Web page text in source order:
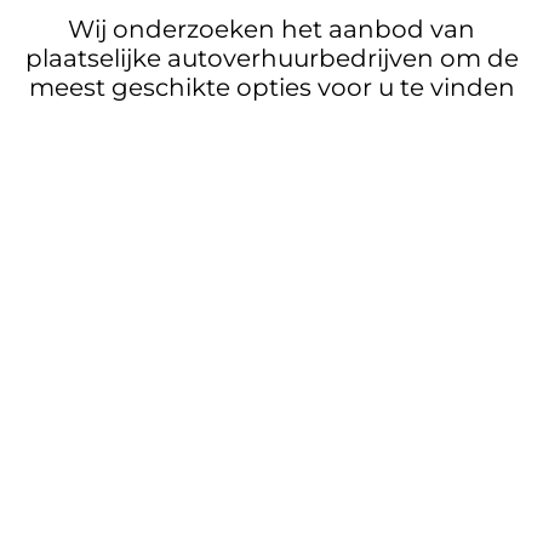
Wij onderzoeken het aanbod van
plaatselijke autoverhuurbedrijven om de
meest geschikte opties voor u te vinden